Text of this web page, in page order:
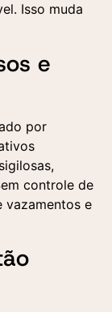
Isso muda
e
por
controle de
vazamentos e